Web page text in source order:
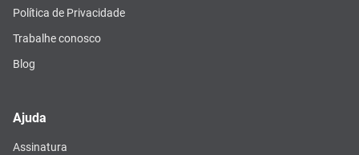
Política de Privacidade
Trabalhe conosco
Blog
Ajuda
Assinatura